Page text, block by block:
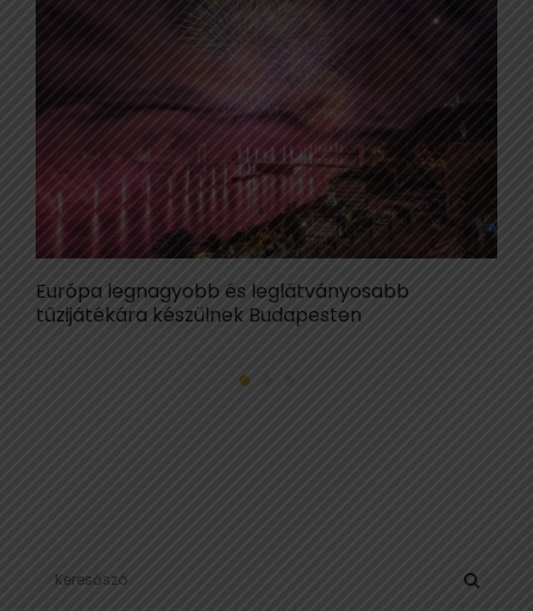
Európa legnagyobb és leglátványosabb
tűzijátékára készülnek Budapesten